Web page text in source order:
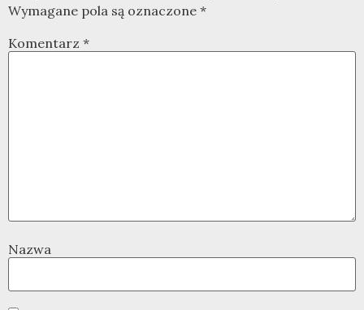
Wymagane pola są oznaczone *
Komentarz *
Nazwa